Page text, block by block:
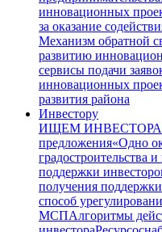
инновационных
за оказание
Механизм обратной
развитию
сервисы подачи
инновационных
развития района
Инвестору
ИЩЕМ
предложения«Одно
градостроительства
поддержки
получения поддержки
способ
МСПАлгоритмы